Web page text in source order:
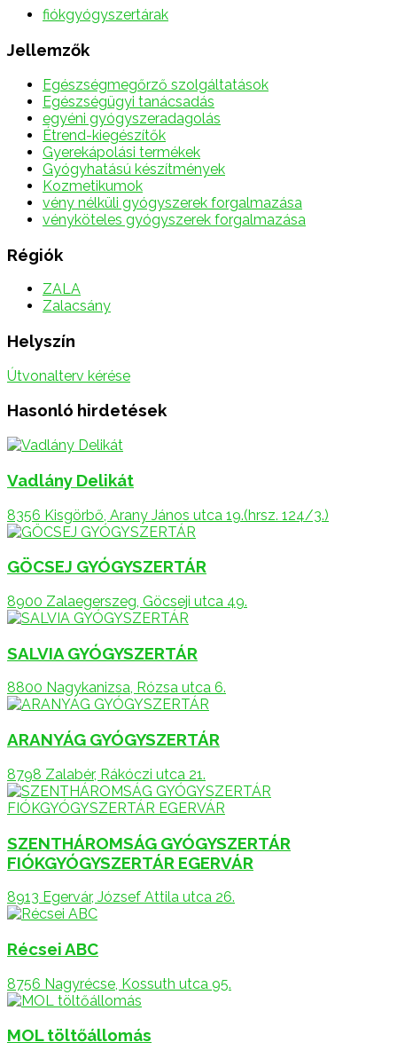
fiókgyógyszertárak
Jellemzők
Egészségmegőrző szolgáltatások
Egészségügyi tanácsadás
egyéni gyógyszeradagolás
Étrend-kiegészítők
Gyerekápolási termékek
Gyógyhatású készítmények
Kozmetikumok
vény nélküli gyógyszerek forgalmazása
vényköteles gyógyszerek forgalmazása
Régiók
ZALA
Zalacsány
Helyszín
Útvonalterv kérése
Hasonló hirdetések
Vadlány Delikát
8356 Kisgörbő, Arany János utca 19.(hrsz. 124/3.)
GÖCSEJ GYÓGYSZERTÁR
8900 Zalaegerszeg, Göcseji utca 49.
SALVIA GYÓGYSZERTÁR
8800 Nagykanizsa, Rózsa utca 6.
ARANYÁG GYÓGYSZERTÁR
8798 Zalabér, Rákóczi utca 21.
SZENTHÁROMSÁG GYÓGYSZERTÁR
FIÓKGYÓGYSZERTÁR EGERVÁR
8913 Egervár, József Attila utca 26.
Récsei ABC
8756 Nagyrécse, Kossuth utca 95.
MOL töltőállomás